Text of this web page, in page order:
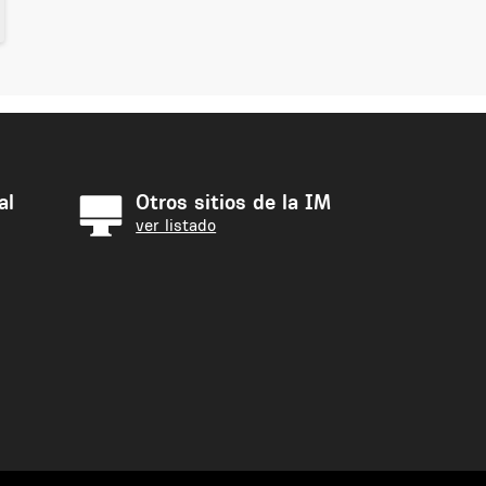
Otros sitios de la IM
ver listado